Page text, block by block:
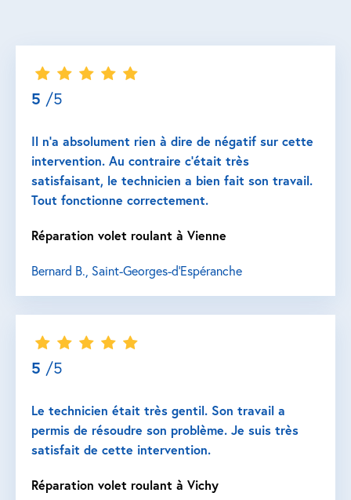
5 /5
Il n’a absolument rien à dire de négatif sur cette
intervention. Au contraire c’était très
satisfaisant, le technicien a bien fait son travail.
Tout fonctionne correctement.
Réparation volet roulant à Vienne
Bernard B., Saint-Georges-d'Espéranche
5 /5
Le technicien était très gentil. Son travail a
permis de résoudre son problème. Je suis très
satisfait de cette intervention.
Réparation volet roulant à Vichy